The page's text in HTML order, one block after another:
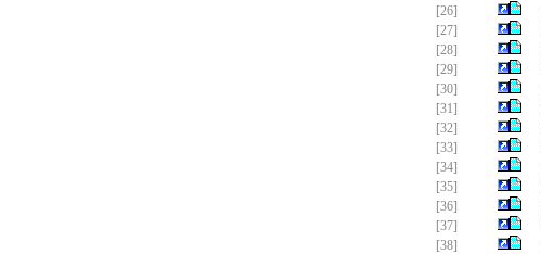
[26]
[27]
[28]
[29]
[30]
[31]
[32]
[33]
[34]
[35]
[36]
[37]
[38]